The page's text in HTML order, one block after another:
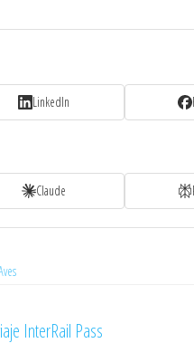
LinkedIn
Claude
InterRail Pass